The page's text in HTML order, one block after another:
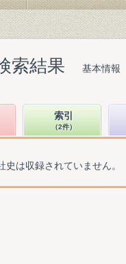
索結果 基本情報
索引
（2件）
は収録されていません。